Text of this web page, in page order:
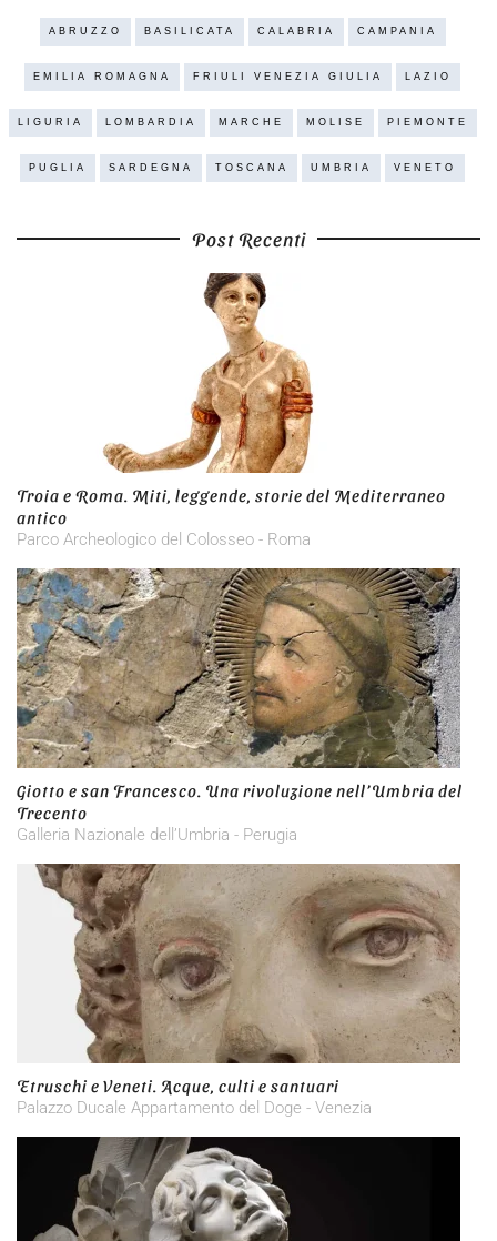
ABRUZZO BASILICATA CALABRIA CAMPANIA
EMILIA ROMAGNA FRIULI VENEZIA GIULIA LAZIO
LIGURIA LOMBARDIA MARCHE MOLISE PIEMONTE
PUGLIA SARDEGNA TOSCANA UMBRIA VENETO
Post Recenti
Troia e Roma. Miti, leggende, storie del Mediterraneo
antico
Parco Archeologico del Colosseo - Roma
Giotto e san Francesco. Una rivoluzione nell’Umbria del
Trecento
Galleria Nazionale dell’Umbria - Perugia
Etruschi e Veneti. Acque, culti e santuari
Palazzo Ducale Appartamento del Doge - Venezia